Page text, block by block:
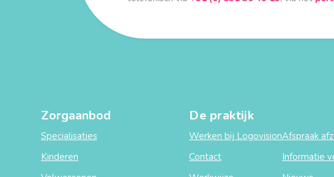
Zorgaanbod
Specialisaties
Kinderen
De praktijk
Werken bij Logovision
Contact
Afspraak
Informatie